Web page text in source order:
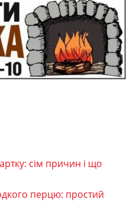
сім причин і що
перцю: простий